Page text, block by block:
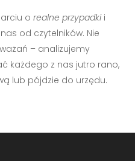
orealne przypadkii
od czytelników. Nie
– analizujemy
każdego z nas jutro rano,
lub pójdzie do urzędu.